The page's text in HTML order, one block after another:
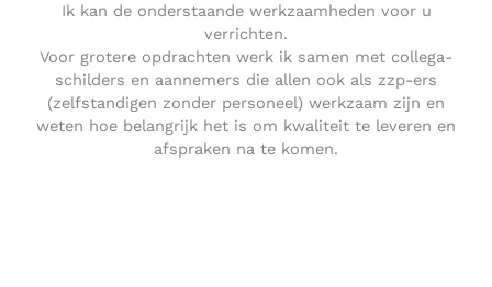
Ik kan de onderstaande werkzaamheden voor u
verrichten.
Voor grotere opdrachten werk ik samen met collega-
schilders en aannemers die allen ook als zzp-ers
(zelfstandigen zonder personeel) werkzaam zijn en
weten hoe belangrijk het is om kwaliteit te leveren en
afspraken na te komen.